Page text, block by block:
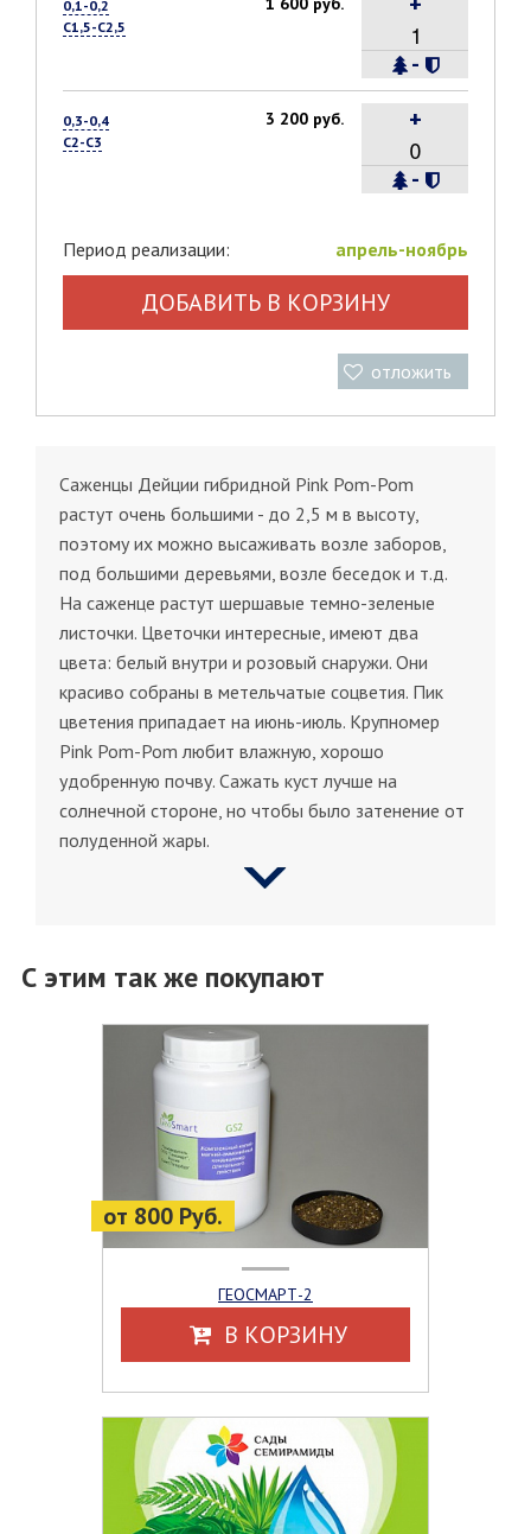
0,1-0,2
С1,5-С2,5
-
0,3-0,4
С2-С3
3 200 руб.
-
+
Период реализации: апрель-ноябрь
ДОБАВИТЬ В КОРЗИНУ
отложить
Саженцы Дейции гибридной Pink Pom-Pom
растут очень большими - до 2,5 м в высоту,
поэтому их можно высаживать возле заборов,
под большими деревьями, возле беседок и т.д.
На саженце растут шершавые темно-зеленые
листочки. Цветочки интересные, имеют два
цвета: белый внутри и розовый снаружи. Они
красиво собраны в метельчатые соцветия. Пик
цветения припадает на июнь-июль. Крупномер
Pink Pom-Pom любит влажную, хорошо
удобренную почву. Сажать куст лучше на
солнечной стороне, но чтобы было затенение от
полуденной жары.
С этим так же покупают
от 800 Руб.
ГЕОСМАРТ-2
В КОРЗИНУ